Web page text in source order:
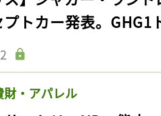
トカー発表。GHG1
・アパレル